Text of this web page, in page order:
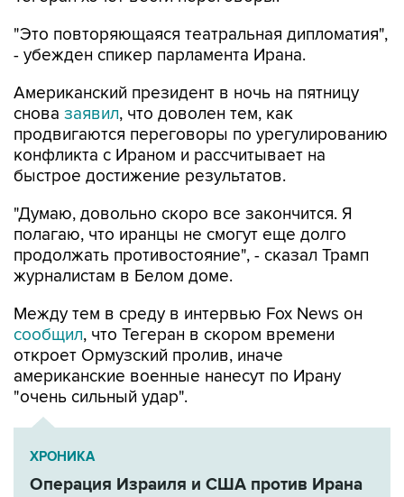
"Это повторяющаяся театральная дипломатия",
- убежден спикер парламента Ирана.
Американский президент в ночь на пятницу
снова заявил, что доволен тем, как
продвигаются переговоры по урегулированию
конфликта с Ираном и рассчитывает на
быстрое достижение результатов.
"Думаю, довольно скоро все закончится. Я
полагаю, что иранцы не смогут еще долго
продолжать противостояние", - сказал Трамп
журналистам в Белом доме.
Между тем в среду в интервью Fox News он
сообщил, что Тегеран в скором времени
откроет Ормузский пролив, иначе
американские военные нанесут по Ирану
"очень сильный удар".
ХРОНИКА
Операция Израиля и США против Ирана